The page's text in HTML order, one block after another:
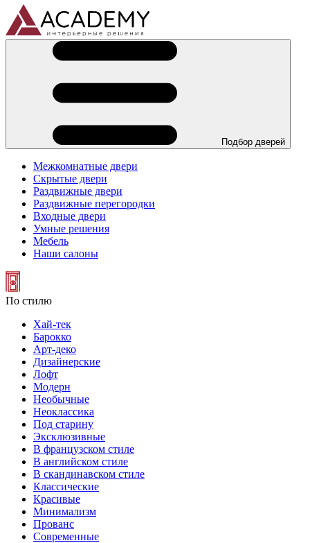
Подбор дверей
Межкомнатные двери
Скрытые двери
Раздвижные двери
Раздвижные перегородки
Входные двери
Умные решения
Мебель
Наши салоны
По стилю
Хай-тек
Барокко
Арт-деко
Дизайнерские
Лофт
Модерн
Необычные
Неоклассика
Под старину
Эксклюзивные
В французском стиле
В английском стиле
В скандинавском стиле
Классические
Красивые
Минимализм
Прованс
Современные